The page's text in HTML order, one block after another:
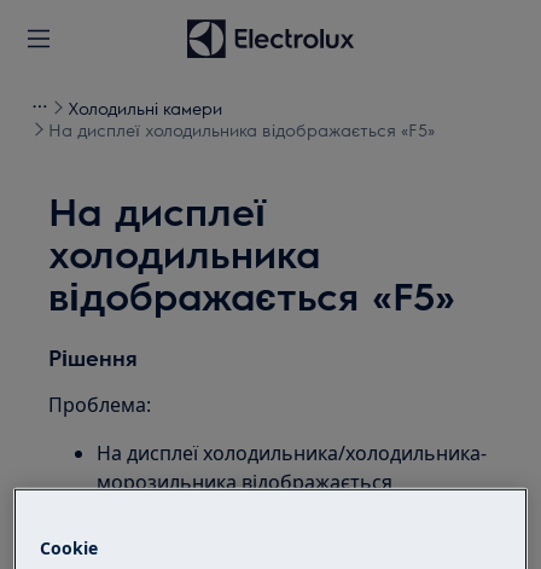
Холодильні камери
На дисплеї холодильника відображається «F5»
На дисплеї
холодильника
відображається «F5»
Рішення
Проблема:
На дисплеї холодильника/холодильника-
морозильника відображається
«F5»
Cookie